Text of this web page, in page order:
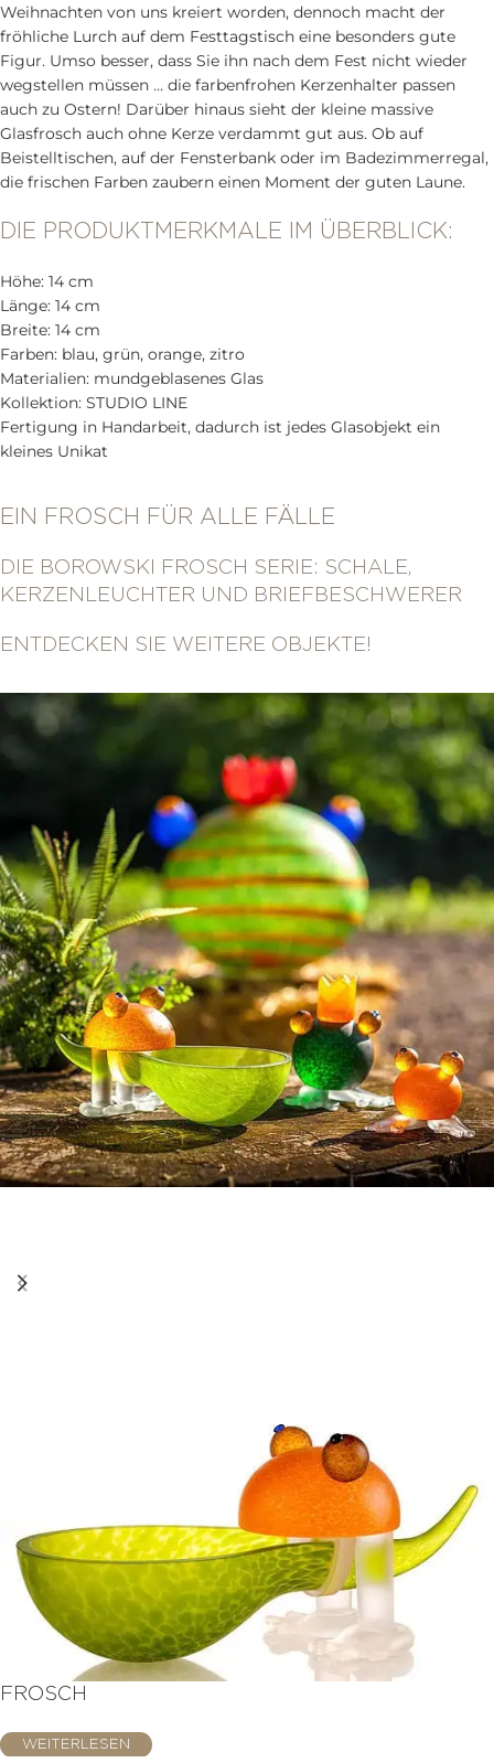
Weihnachten von uns kreiert worden, dennoch macht der
fröhliche Lurch auf dem Festtagstisch eine besonders gute
Figur. Umso besser, dass Sie ihn nach dem Fest nicht wieder
wegstellen müssen … die farbenfrohen Kerzenhalter passen
auch zu Ostern! Darüber hinaus sieht der kleine massive
Glasfrosch auch ohne Kerze verdammt gut aus. Ob auf
Beistelltischen, auf der Fensterbank oder im Badezimmerregal,
die frischen Farben zaubern einen Moment der guten Laune.
DIE PRODUKTMERKMALE IM ÜBERBLICK:
Höhe: 14 cm
Länge: 14 cm
Breite: 14 cm
Farben: blau, grün, orange, zitro
Materialien: mundgeblasenes Glas
Kollektion: STUDIO LINE
Fertigung in Handarbeit, dadurch ist jedes Glasobjekt ein
kleines Unikat
EIN FROSCH FÜR ALLE FÄLLE
DIE BOROWSKI FROSCH SERIE: SCHALE,
KERZENLEUCHTER UND BRIEFBESCHWERER
ENTDECKEN SIE WEITERE OBJEKTE!
FROSCH
WEITERLESEN